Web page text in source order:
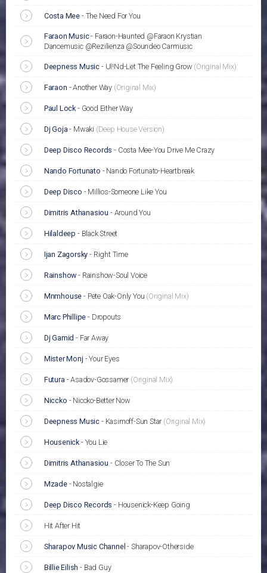
Costa Mee - The Need For You
Faraon Music- Faraon-Haunted @Faraon Krystian
Dancemusic @Rezilienza @Soundeo Carmusic
Deepness Music - Ul!Nd-Let The Feeling Grow (Original Mix)
Faraon -Another Way (Original Mix)
Paul Lock - Good Either Way
Dj Goja - Mwaki (Deep House Version)
Deep Disco Records - Costa Mee-You Drive Me Crazy
Nando Fortunato - Nando Fortunato-Heartbreak
Deep Disco - Millios-Someone Like You
Dimitris Athanasiou - Around You
Hilaldeep - Black Street
Ijan Zagorsky - Right Time
Rainshow - Rainshow-Soul Voice
Mnmhouse - Pete Oak-Only You (Original Mix)
Marc Phillipe - Dropouts
Dj Gamid - Far Away
Mister Monj -Your Eyes
Futura -Asadov-Gossamer (Original Mix)
Niccko - Niccko-Better Now
Deepness Music - Kasimoff-Sun Star (Original Mix)
Housenick - You Lie
Dimitris Athanasiou - Closer To The Sun
Mzade- Nostalgie
Deep Disco Records - Housenick-Keep Going
Hit After Hit
Sharapov Music Channel - Sharapov-Otherside
Billie Eilish - Bad Guy